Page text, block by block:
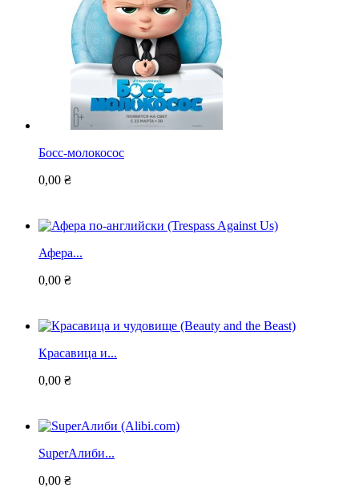
Босс-молокосос
0,00 ₴
Афера...
0,00 ₴
Красавица и...
0,00 ₴
SuperАлиби...
0,00 ₴